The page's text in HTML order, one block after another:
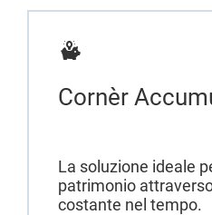
Cornèr
La soluzione ideale
patrimonio
costante nel tempo.